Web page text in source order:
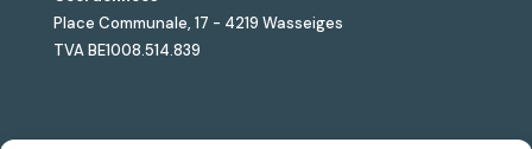
Place Communale, 17 - 4219 Wasseiges
TVA BE1008.514.839